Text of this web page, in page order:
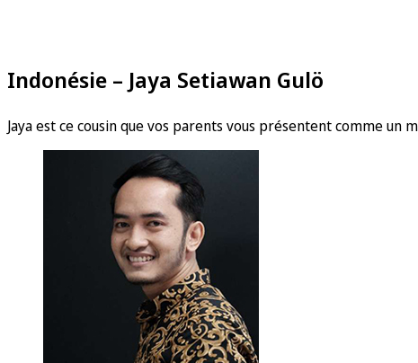
Indonésie – Jaya Setiawan Gulö
Jaya est ce cousin que vos parents vous présentent comme un